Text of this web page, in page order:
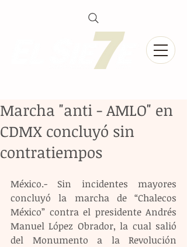
Marcha "anti - AMLO" en
CDMX concluyó sin
contratiempos
México.- Sin incidentes mayores
concluyó la marcha de “Chalecos
México” contra el presidente Andrés
Manuel López Obrador, la cual salió
del Monumento a la Revolución